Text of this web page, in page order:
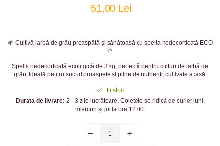
51,00 Lei
🌱 Cultivă iarbă de grâu proaspătă și sănătoasă cu spelta nedecorticată ECO
🌱
Spelta nedecorticată ecologică de 3 kg, perfectă pentru culturi de iarbă de
grâu, ideală pentru sucuri proaspete și pline de nutrienți, cultivate acasă.
In stoc
Durata de livrare: 2 - 3 zile lucrătoare. Coletele se ridică de curier luni,
miercuri și joi la ora 12:00.